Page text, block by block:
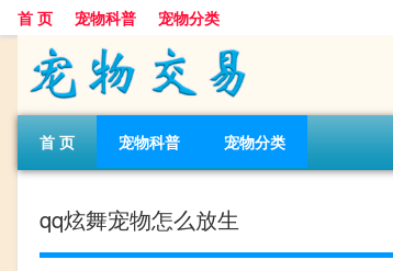
首 页 宠物科普 宠物分类
首 页 宠物科普 宠物分类
qq炫舞宠物怎么放生